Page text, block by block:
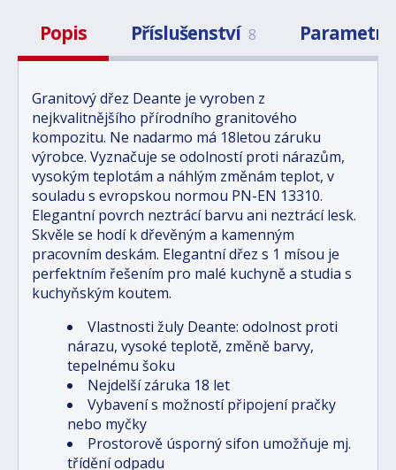
Popis Příslušenství 8 Parametry
Granitový dřez Deante je vyroben z
nejkvalitnějšího přírodního granitového
kompozitu. Ne nadarmo má 18letou záruku
výrobce. Vyznačuje se odolností proti nárazům,
vysokým teplotám a náhlým změnám teplot, v
souladu s evropskou normou PN-EN 13310.
Elegantní povrch neztrácí barvu ani neztrácí lesk.
Skvěle se hodí k dřevěným a kamenným
pracovním deskám. Elegantní dřez s 1 mísou je
perfektním řešením pro malé kuchyně a studia s
kuchyňským koutem.
Vlastnosti žuly Deante: odolnost proti
nárazu, vysoké teplotě, změně barvy,
tepelnému šoku
Nejdelší záruka 18 let
Vybavení s možností připojení pračky
nebo myčky
Prostorově úsporný sifon umožňuje mj.
třídění odpadu